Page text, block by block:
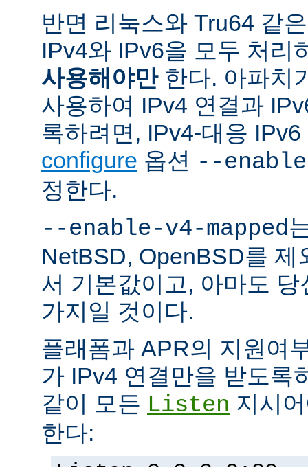
반면 리눅스와 Tru64 같
IPv4와 IPv6을 모두 처리
사용해야만한다. 아파치
사용하여 IPv4 연결과
록하려면, IPv4-대응
configure 옵션 --
정한다.
--enable-v4-mapped
NetBSD, OpenBSD를 제
서 기본값이고, 아마도
가지일 것이다.
플래폼과 APR의 지원여
가 IPv4 연결만을 받도록
같이 모든 Listen 지시
한다: